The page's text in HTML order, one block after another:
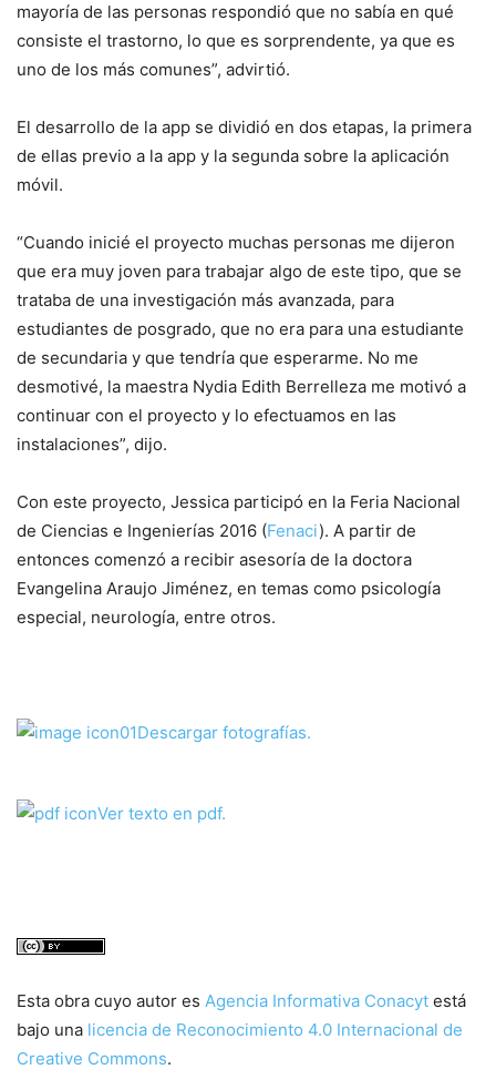
mayoría de las personas respondió que no sabía en qué
consiste el trastorno, lo que es sorprendente, ya que es
uno de los más comunes”, advirtió.
El desarrollo de la app se dividió en dos etapas, la primera
de ellas previo a la app y la segunda sobre la aplicación
móvil.
“Cuando inicié el proyecto muchas personas me dijeron
que era muy joven para trabajar algo de este tipo, que se
trataba de una investigación más avanzada, para
estudiantes de posgrado, que no era para una estudiante
de secundaria y que tendría que esperarme. No me
desmotivé, la maestra Nydia Edith Berrelleza me motivó a
continuar con el proyecto y lo efectuamos en las
instalaciones”, dijo.
Con este proyecto, Jessica participó en la Feria Nacional
de Ciencias e Ingenierías 2016 (Fenaci). A partir de
entonces comenzó a recibir asesoría de la doctora
Evangelina Araujo Jiménez, en temas como psicología
especial, neurología, entre otros.
Descargar fotografías.
Ver texto en pdf.
Esta obra cuyo autor es Agencia Informativa Conacyt está
bajo una licencia de Reconocimiento 4.0 Internacional de
Creative Commons.